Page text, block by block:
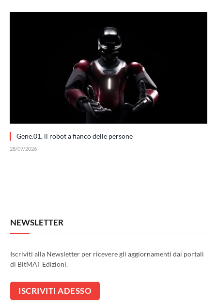
Gene.01, il robot a fianco delle persone
28/07/2026
NEWSLETTER
Iscriviti alla Newsletter per ricevere gli aggiornamenti dai portali
di BitMAT Edizioni.